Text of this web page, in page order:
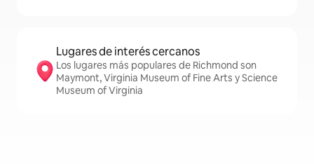
Lugares de interés cercanos
Los lugares más populares de Richmond son
Maymont, Virginia Museum of Fine Arts y Science
Museum of Virginia